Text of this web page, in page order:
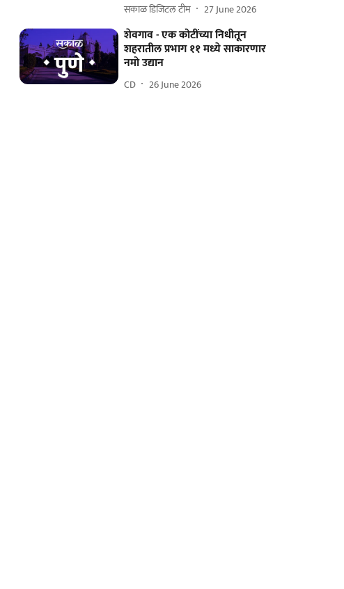
सकाळ डिजिटल टीम 27 June 2026
शेवगाव - एक कोटींच्या निधीतून
शहरातील प्रभाग ११ मध्ये साकारणार
नमो उद्यान
CD 26 June 2026